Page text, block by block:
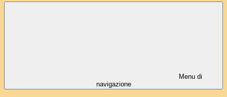
Menu di
navigazione